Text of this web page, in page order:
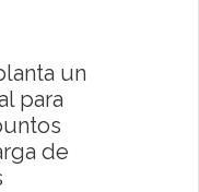
un
para
de